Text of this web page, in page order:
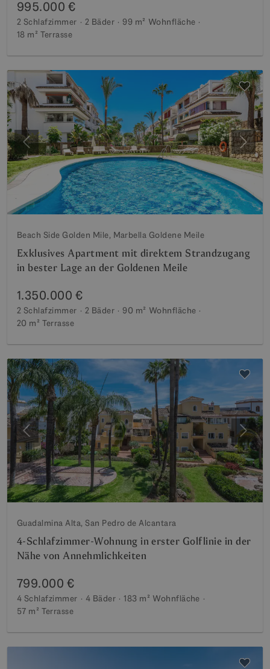
995.000 €
2 Schlafzimmer 2 Bäder 99 m² Wohnfläche
18 m² Terrasse
Vorherige
Beach Side Golden Mile, Marbella Goldene Meile
Exklusives Apartment mit direktem Strandzugang
in bester Lage an der Goldenen Meile
1.350.000 €
2 Schlafzimmer 2 Bäder 90 m² Wohnfläche
20 m² Terrasse
Vorherige
Guadalmina Alta, San Pedro de Alcantara
4-Schlafzimmer-Wohnung in erster Golflinie in der
Nähe von Annehmlichkeiten
799.000 €
4 Schlafzimmer 4 Bäder 183 m² Wohnfläche
57 m² Terrasse